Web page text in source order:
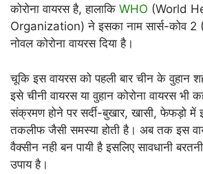
कोरोना वायरस है, हालाकि WHO (World
Organization)ने इसका नाम सार्स-कोव 2
नोवल कोरोना वायरस दिया है।
चूकि इस वायरस को पहली बार चीन के वुहान
इसे चीनी वायरस या वुहान कोरोना वायरस
संक्रमण होने पर सर्दी-बुखार, खासी, फेफड़ो
तकलीफ जैसी समस्या होती है। अब तक इस
वैक्सीन नही बन पायी है इसलिए सावधानी
उपाय है।